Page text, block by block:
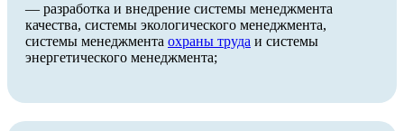
— разработка и внедрение системы менеджмента
качества, системы экологического менеджмента,
системы менеджмента охраны труда и системы
энергетического менеджмента;